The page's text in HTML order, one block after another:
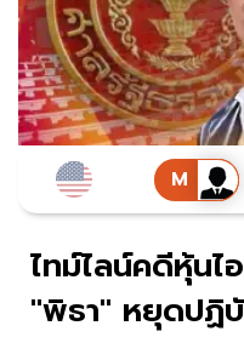
ไทม์ไลน์คดีหุ้น
"พิธา" หยุดปฏิ